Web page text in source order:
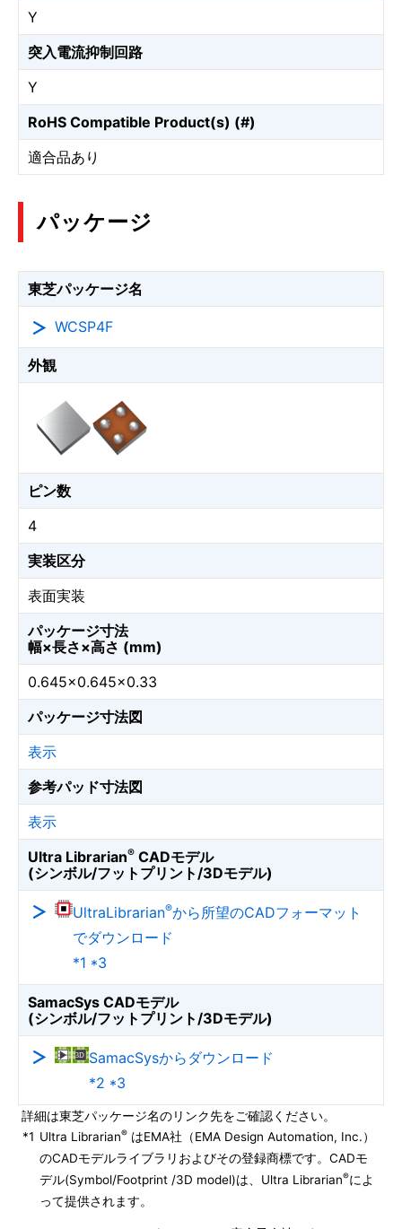
Y
突入電流抑制回路
Y
RoHS Compatible Product(s) (#)
適合品あり
パッケージ
東芝パッケージ名
WCSP4F
外観
ピン数
4
実装区分
表面実装
パッケージ寸法
幅×長さ×高さ (mm)
0.645×0.645×0.33
パッケージ寸法図
表示
参考パッド寸法図
表示
Ultra Librarian® CADモデル
(シンボル/フットプリント/3Dモデル)
UltraLibrarian®から所望のCADフォーマット
でダウンロード
*1 *3
SamacSys CADモデル
(シンボル/フットプリント/3Dモデル)
SamacSysからダウンロード
*2 *3
詳細は東芝パッケージ名のリンク先をご確認ください。
*1 Ultra Librarian® はEMA社（EMA Design Automation, Inc.）
のCADモデルライブラリおよびその登録商標です。CADモ
デル(Symbol/Footprint /3D model)は、Ultra Librarian®によ
って提供されます。